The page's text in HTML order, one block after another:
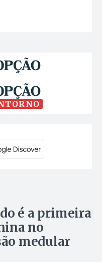
é a primeira
no
medular